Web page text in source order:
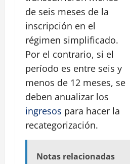
de seis meses de la
inscripción en el
régimen simplificado.
Por el contrario, si el
período es entre seis y
menos de 12 meses, se
deben anualizar los
ingresos para hacer la
recategorización.
Notas relacionadas